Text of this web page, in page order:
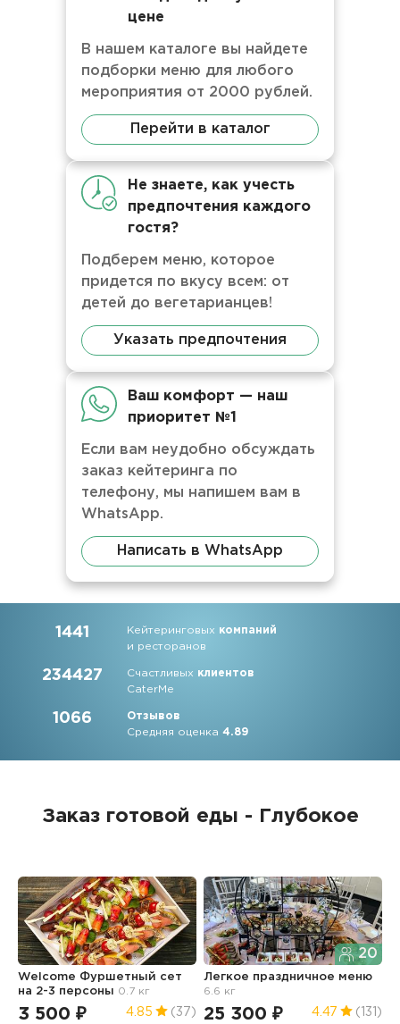
цене
В нашем каталоге вы найдете
подборки меню для любого
мероприятия от 2000 рублей.
Перейти в каталог
Не знаете, как учесть
предпочтения каждого
гостя?
Подберем меню, которое
придется по вкусу всем: от
детей до вегетарианцев!
Указать предпочтения
Ваш комфорт — наш
приоритет №1
Если вам неудобно обсуждать
заказ кейтеринга по
телефону, мы напишем вам в
WhatsApp.
Написать в WhatsApp
1441 Кейтеринговых компаний
и ресторанов
234427 Счастливых клиентов
CaterMe
1066
Отзывов
Средняя оценка4.89
Заказ готовой еды - Глубокое
Welcome Фуршетный сет
на 2-3 персоны 0.7 кг
3 500 ₽ 4.85 (37)
20
Легкое праздничное меню
6.6 кг
25 300 ₽ 4.47 (131)